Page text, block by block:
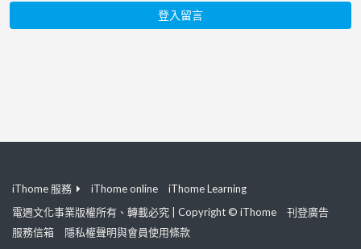
登入留言
iThome 服務 iThome online
iThome Learning
電週文化事業版權所有、轉載必究 | Copyright © iThome
刊登廣告
服務信箱
隱私權聲明與會員使用條款